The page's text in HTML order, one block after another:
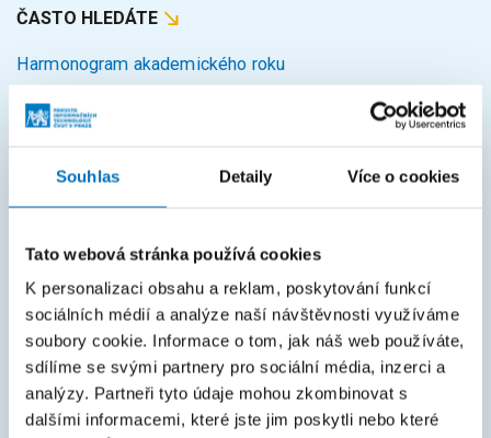
Souhlas Detaily Více o cookies
Tato webová stránka používá cookies
K personalizaci obsahu a reklam, poskytování funkcí
sociálních médií a analýze naší návštěvnosti využíváme
soubory cookie. Informace o tom, jak náš web používáte,
sdílíme se svými partnery pro sociální média, inzerci a
analýzy. Partneři tyto údaje mohou zkombinovat s
dalšími informacemi, které jste jim poskytli nebo které
ČASTO HLEDÁTE
Harmonogram akademického roku
Studijní oddělení
Rozcestník systémů
Courses
Intranet
MAPA STRÁNEK
Úvod